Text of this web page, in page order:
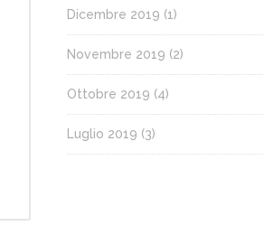
Dicembre 2019 (1)
Novembre 2019 (2)
Ottobre 2019 (4)
Luglio 2019 (3)